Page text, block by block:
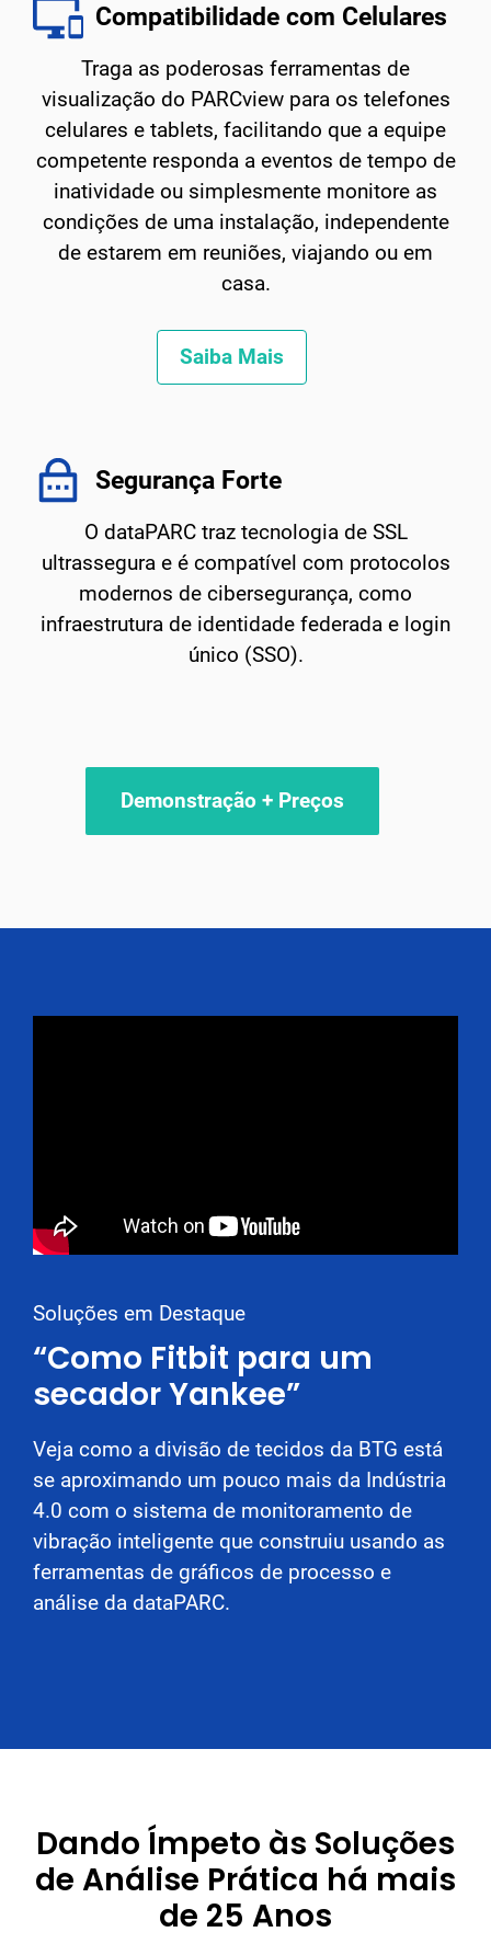
Compatibilidade com Celulares
Traga as poderosas ferramentas de
visualização do PARCview para os telefones
celulares e tablets, facilitando que a equipe
competente responda a eventos de tempo de
inatividade ou simplesmente monitore as
condições de uma instalação, independente
de estarem em reuniões, viajando ou em
casa.
Saiba Mais
Segurança Forte
O dataPARC traz tecnologia de SSL
ultrassegura e é compatível com protocolos
modernos de cibersegurança, como
infraestrutura de identidade federada e login
único (SSO).
Demonstração + Preços
Soluções em Destaque
“Como Fitbit para um
secador Yankee”
Veja como a divisão de tecidos da BTG está
se aproximando um pouco mais da Indústria
4.0 com o sistema de monitoramento de
vibração inteligente que construiu usando as
ferramentas de gráficos de processo e
análise da dataPARC.
Dando Ímpeto às Soluções
de Análise Prática há mais
de 25 Anos